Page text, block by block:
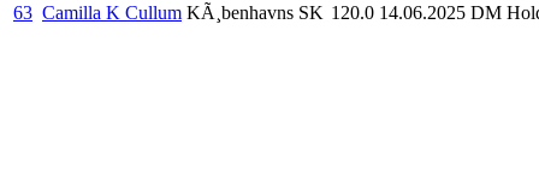
63 Camilla K Cullum KÃ¸benhavns SK 120.0 14.06.2025 DM